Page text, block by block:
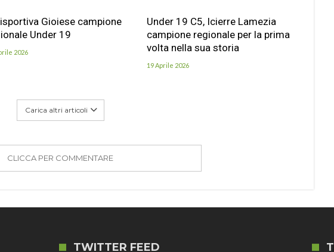
Gioiese campione
Under 19
2026
Under 19 C5, Icierre Lamezia
campione regionale per la prima
volta nella sua storia
19 Aprile 2026
Carica altri articoli
CLICCA PER COMMENTARE
TWITTER FEED